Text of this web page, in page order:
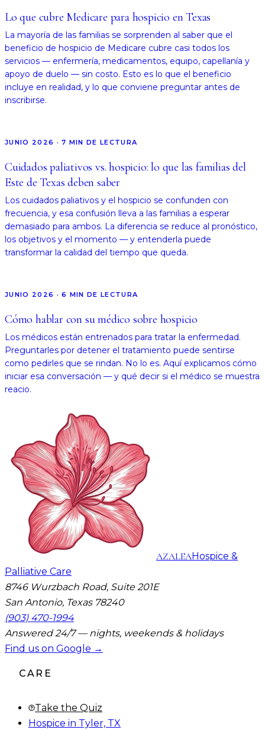
Lo que cubre Medicare para hospicio en Texas
La mayoría de las familias se sorprenden al saber que el
beneficio de hospicio de Medicare cubre casi todos los
servicios — enfermería, medicamentos, equipo, capellanía y
apoyo de duelo — sin costo. Esto es lo que el beneficio
incluye en realidad, y lo que conviene preguntar antes de
inscribirse.
JUNIO 2026 ·7 MIN DE LECTURA
Cuidados paliativos vs. hospicio: lo que las familias del
Este de Texas deben saber
Los cuidados paliativos y el hospicio se confunden con
frecuencia, y esa confusión lleva a las familias a esperar
demasiado para ambos. La diferencia se reduce al pronóstico,
los objetivos y el momento — y entenderla puede
transformar la calidad del tiempo que queda.
JUNIO 2026 ·6 MIN DE LECTURA
Cómo hablar con su médico sobre hospicio
Los médicos están entrenados para tratar la enfermedad.
Preguntarles por detener el tratamiento puede sentirse
como pedirles que se rindan. No lo es. Aquí explicamos cómo
iniciar esa conversación — y qué decir si el médico se muestra
reacio.
AZALEAHospice &
Palliative Care
8746 Wurzbach Road, Suite 201E
San Antonio, Texas 78240
(903) 470-1994
Answered 24/7 — nights, weekends & holidays
Find us on Google →
CARE
Take the Quiz
Hospice in Tyler, TX